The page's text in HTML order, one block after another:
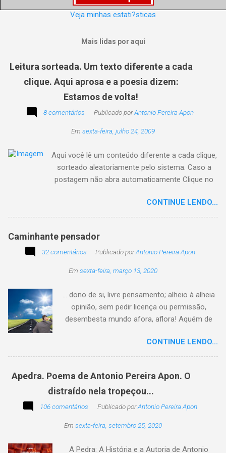
Veja minhas estati?sticas
Mais lidas por aqui
Leitura sorteada. Um texto diferente a cada
clique. Aqui aprosa e a poesia dizem:
Estamos de volta!
8 comentários Publicado porAntonio Pereira Apon
Em sexta-feira, julho 24, 2009
Aqui você lê um conteúdo diferente a cada clique,
sorteado aleatoriamente pelo sistema. Caso a
postagem não abra automaticamente Clique no
CONTINUE LENDO...
Caminhante pensador
32 comentários Publicado porAntonio Pereira Apon
Em sexta-feira, março 13, 2020
... dono de si, livre pensamento; alheio à alheia
opinião, sem pedir licença ou permissão,
desembesta mundo afora, aflora! Aquém de
sem pitaco, intromissão... Antonio Pereira
Apon. No blog Filosofando na vida , a
uma frase, verso,
poesia, pensamento, mensagem… Sobre uma
imagem postada a cada quinzena. Acima, a
participação na segunda edição dessa
CONTINUE LENDO...
Apedra. Poema de Antonio Pereira Apon. O
distraído nela tropeçou...
106 comentários Publicado porAntonio Pereira Apon
Em sexta-feira, setembro 25, 2020
A Pedra: A História e a Autoria de Antonio